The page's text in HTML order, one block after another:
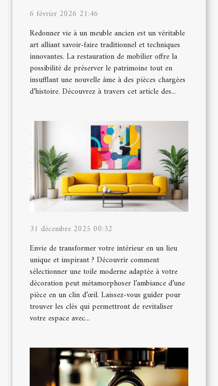
6 février 2026 21:46
Redonner vie à un meuble ancien est un véritable
art alliant savoir-faire traditionnel et techniques
innovantes. La restauration de mobilier offre la
possibilité de préserver le patrimoine tout en
insufflant une nouvelle âme à des pièces chargées
d’histoire. Découvrez à travers cet article des...
31 décembre 2025 00:32
Envie de transformer votre intérieur en un lieu
unique et inspirant ? Découvrir comment
sélectionner une toile moderne adaptée à votre
décoration peut métamorphoser l’ambiance d’une
pièce en un clin d’œil. Laissez-vous guider pour
trouver les clés qui permettront de revitaliser
votre espace avec...